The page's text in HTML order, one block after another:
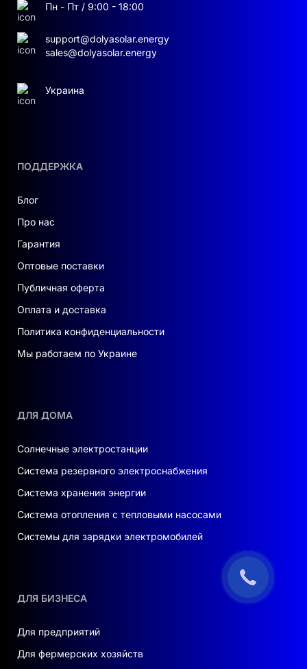
ПОДДЕРЖКА
Блог
Про нас
Гарантия
Оптовые поставки
Публичная оферта
Оплата и доставка
Политика конфиденциальности
Мы работаем по Украине
ДЛЯ ДОМА
Солнечные электростанции
Система резервного электроснабжения
Система хранения энергии
Система отопления с тепловыми насосами
Системы для зарядки электромобилей
ДЛЯ БИЗНЕСА
Для предприятий
Для фермерских хозяйств
Пн - Пт / 9:00 - 18:00
support@dolyasolar.energy
sales@dolyasolar.energy
Украина